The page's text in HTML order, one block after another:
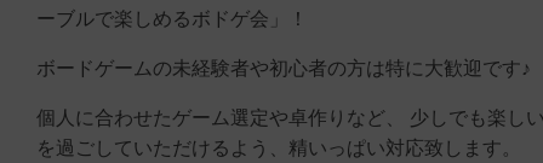
ーブルで楽しめるボドゲ会」！
ボードゲームの未経験者や初心者の方は特に大歓迎です♪
個人に合わせたゲーム選定や卓作りなど、 少しでも楽し
を過ごしていただけるよう、精いっぱい対応致します。